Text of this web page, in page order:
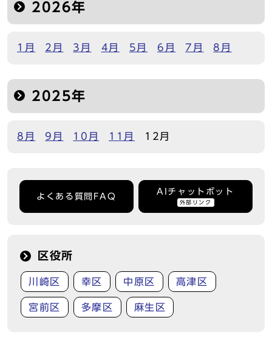
2026年
1月 2月 3月 4月 5月 6月 7月 8月
2025年
8月 9月 10月 11月 12月
よくある質問FAQ
AIチャットボット
外部リンク
区役所
川崎区 幸区 中原区 高津区
宮前区 多摩区 麻生区